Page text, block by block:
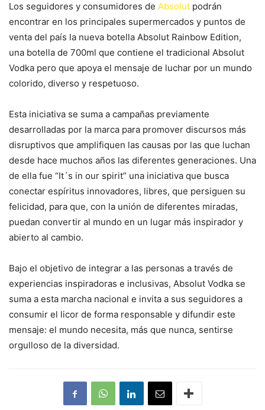
Los seguidores y consumidores de Absolut podrán
encontrar en los principales supermercados y puntos de
venta del país la nueva botella Absolut Rainbow Edition,
una botella de 700ml que contiene el tradicional Absolut
Vodka pero que apoya el mensaje de luchar por un mundo
colorido, diverso y respetuoso.
Esta iniciativa se suma a campañas previamente
desarrolladas por la marca para promover discursos más
disruptivos que amplifiquen las causas por las que luchan
desde hace muchos años las diferentes generaciones. Una
de ella fue “It´s in our spirit” una iniciativa que busca
conectar espíritus innovadores, libres, que persiguen su
felicidad, para que, con la unión de diferentes miradas,
puedan convertir al mundo en un lugar más inspirador y
abierto al cambio.
Bajo el objetivo de integrar a las personas a través de
experiencias inspiradoras e inclusivas, Absolut Vodka se
suma a esta marcha nacional e invita a sus seguidores a
consumir el licor de forma responsable y difundir este
mensaje: el mundo necesita, más que nunca, sentirse
orgulloso de la diversidad.